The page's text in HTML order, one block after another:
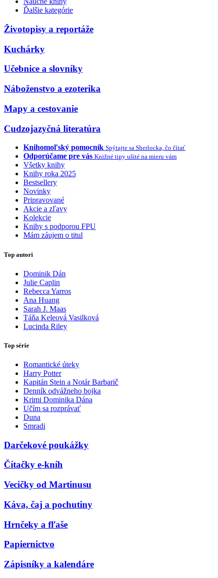
Ďalšie kategórie
Životopisy a reportáže
Kuchárky
Učebnice a slovníky
Náboženstvo a ezoterika
Mapy a cestovanie
Cudzojazyčná literatúra
Knihomoľský pomocník Spýtajte sa Sherlocka, čo čítať
Odporúčame pre vás Knižné tipy ušité na mieru vám
Všetky knihy
Knihy roka 2025
Bestsellery
Novinky
Pripravované
Akcie a zľavy
Kolekcie
Knihy s podporou FPU
Mám záujem o titul
Top autori
Dominik Dán
Julie Caplin
Rebecca Yarros
Ana Huang
Sarah J. Maas
Táňa Keleová Vasilková
Lucinda Riley
Top série
Romantické úteky
Harry Potter
Kapitán Stein a Notár Barbarič
Denník odvážneho bojka
Krimi Dominika Dána
Učím sa rozprávať
Duna
Smradi
Darčekové poukážky
Čítačky e-kníh
Vecičky od Martinusu
Káva, čaj a pochutiny
Hrnčeky a fľaše
Papiernictvo
Zápisníky a kalendáre